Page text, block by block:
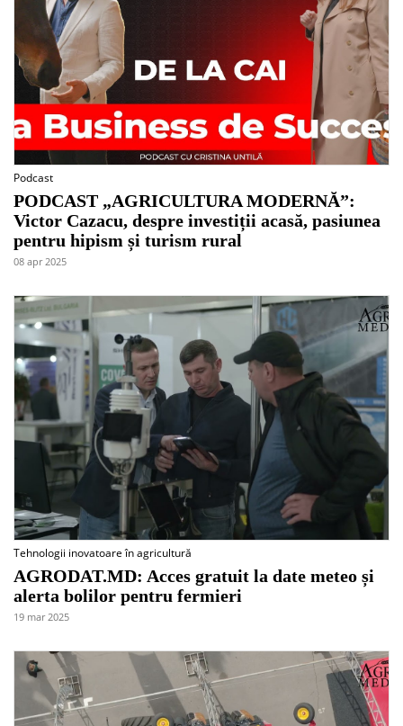
Podcast
PODCAST „AGRICULTURA MODERNĂ”:
Victor Cazacu, despre investiții acasă, pasiunea
pentru hipism și turism rural
08 apr 2025
Tehnologii inovatoare în agricultură
AGRODAT.MD: Acces gratuit la date meteo și
alerta bolilor pentru fermieri
19 mar 2025